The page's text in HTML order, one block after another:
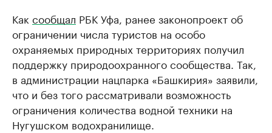
Как сообщал РБК Уфа, ранее законопроект об
ограничении числа туристов на особо
охраняемых природных территориях получил
поддержку природоохранного сообщества. Так,
в администрации нацпарка «Башкирия» заявили,
что и без того рассматривали возможность
ограничения количества водной техники на
Нугушском водохранилище.